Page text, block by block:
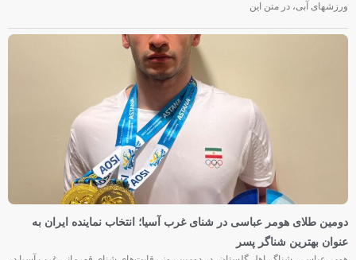
ورزشهای آبی، در متن این
دومین طلای هومر عباسی در شنای غرب آسیا؛ انتخاب نماینده ایران به
عنوان بهترین شناگر پسر